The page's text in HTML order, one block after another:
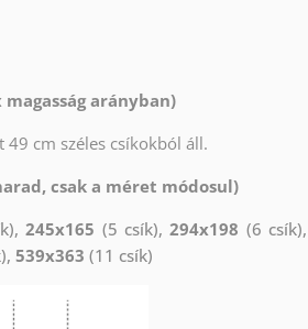
arányban)
cm széles csíkokból áll.
csak a méret módosul)
245x165 (5 csík),294x198 (6 csík),
539x363 (11 csík)